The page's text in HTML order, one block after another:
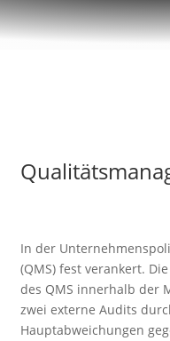
In der
(QMS) fest verankert.
des QMS innerhalb der
zwei externe Audits
Hauptabweichungen